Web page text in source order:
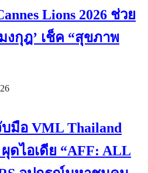
Lions 2026 ช่วย
งกุฎ’ เช็ค “สุขภาพ
มือ VML Thailand
ดไอเดีย “AFF: ALL